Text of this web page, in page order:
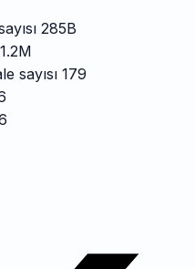
285B
1.2M
sayısı 179